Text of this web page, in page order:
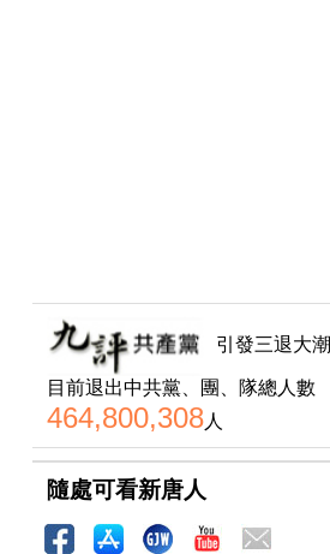
引發三退大潮
目前退出中共黨、團、隊總人數
464,800,308人
隨處可看新唐人